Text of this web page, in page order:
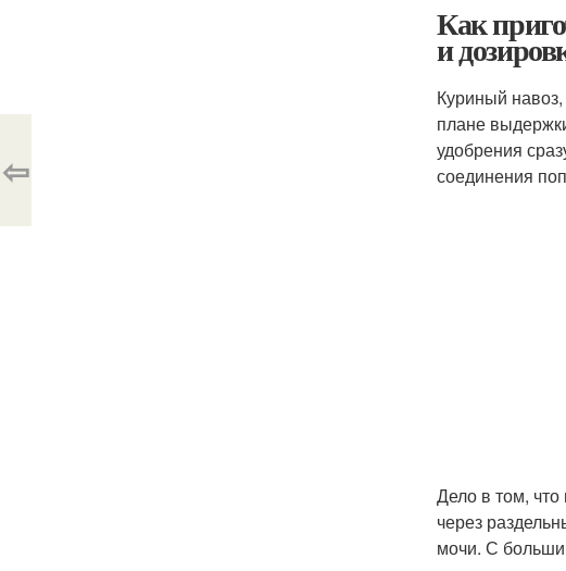
Как
и
Куриный
плане
удобрения
соединения
Дело в том, что
через
мочи. С
⇦